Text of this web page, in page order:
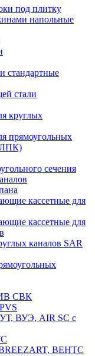
под плитку
напольные
стандартные
стали
круглых
прямоугольных
сечения
кассетные для
кассетные для
каналов SAR
СВК
ВУЭ, AIR SC с
ВЕНТС